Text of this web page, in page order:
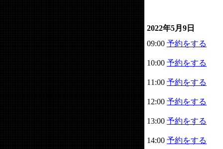
2022年5月9日
09:00 予約をする
10:00 予約をする
11:00 予約をする
12:00 予約をする
13:00 予約をする
14:00 予約をする